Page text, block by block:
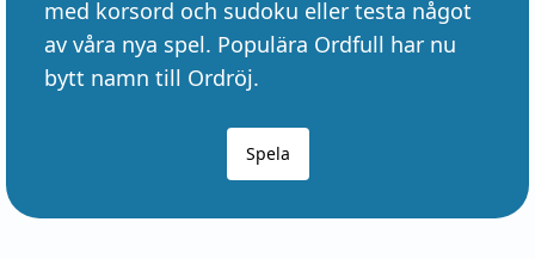
med korsord och sudoku eller testa något
av våra nya spel. Populära Ordfull har nu
bytt namn till Ordröj.
Spela